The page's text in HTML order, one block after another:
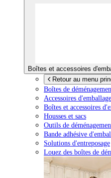
Boîtes et accessoires
Retour au menu
Boîtes de
Accessoires d'emballage
Boîtes et accessoires
Housses et sacs
Outils de
Bande adhésive
Solutions d'entreposage
Louez des boîtes de